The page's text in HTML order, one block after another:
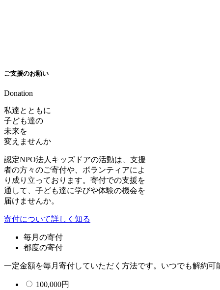
ご支援のお願い
Donation
私達とともに
子ども達の
未来を
変えませんか
認定NPO法人キッズドアの活動は、支援
者の方々のご寄付や、ボランティアによ
り成り立っております。寄付での支援を
通して、子ども達に学びや体験の機会を
届けませんか。
寄付について詳しく知る
毎月の寄付
都度の寄付
一定金額を毎月寄付していただく方法です。いつでも解約可
100,000円